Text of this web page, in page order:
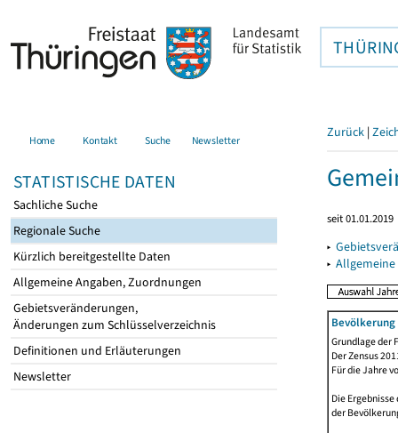
Home Kontakt Suche Newsletter
STATISTISCHE DATEN
Sachliche Suche
Regionale Suche
Kürzlich bereitgestellte Daten
Allgemeine Angaben, Zuordnungen
Gebietsveränderungen,
Änderungen zum Schlüsselverzeichnis
Definitionen und Erläuterungen
Newsletter
Zurück |
seit 01.01.2019
▸
▸
Grundlage der
Der Zensus
Für die Jahre
Die
der